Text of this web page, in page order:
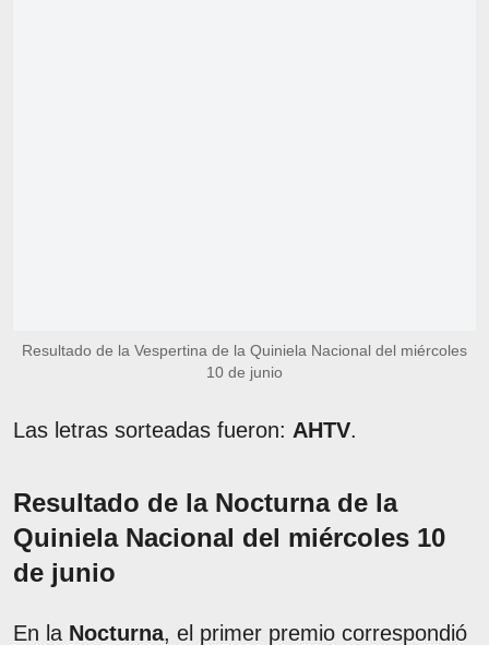
Resultado de la Vespertina de la Quiniela Nacional del miércoles
10 de junio
Las letras sorteadas fueron: AHTV.
Resultado de la Nocturna de la
Quiniela Nacional del miércoles 10
de junio
En la Nocturna, el primer premio correspondió